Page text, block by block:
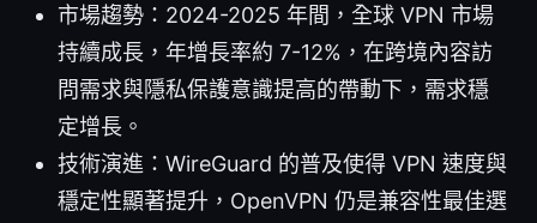
市場趨勢：2024-2025 年間，全球 VPN 市場
持續成長，年增長率約 7-12%，在跨境內容訪
問需求與隱私保護意識提高的帶動下，需求穩
定增長。
技術演進：WireGuard 的普及使得 VPN 速度與
穩定性顯著提升，OpenVPN 仍是兼容性最佳選